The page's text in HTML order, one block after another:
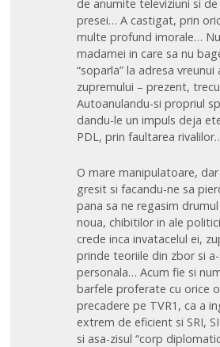
de anumite televiziuni si
presei… A castigat, prin
multe profund imorale…
madamei in care sa nu
“soparla” la adresa
zupremului – prezent,
Autoanulandu-si propriul
dandu-le un impuls deja
PDL, prin faultarea
O mare manipulatoare,
gresit si facandu-ne sa
pana sa ne regasim
noua, chibitilor in ale
crede inca invatacelul ei,
prinde teoriile din zbor si
personala… Acum fie si
barfele proferate cu orice
precadere pe TVR1, ca a
extrem de eficient si SRI,
si asa-zisul “corp